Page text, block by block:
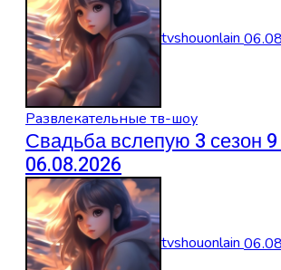
tvshouonlain
Развлекательные тв-шоу
Свадьба вслепую 3 сезон
06.08.2026
tvshouonlain